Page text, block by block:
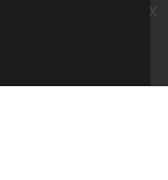
x